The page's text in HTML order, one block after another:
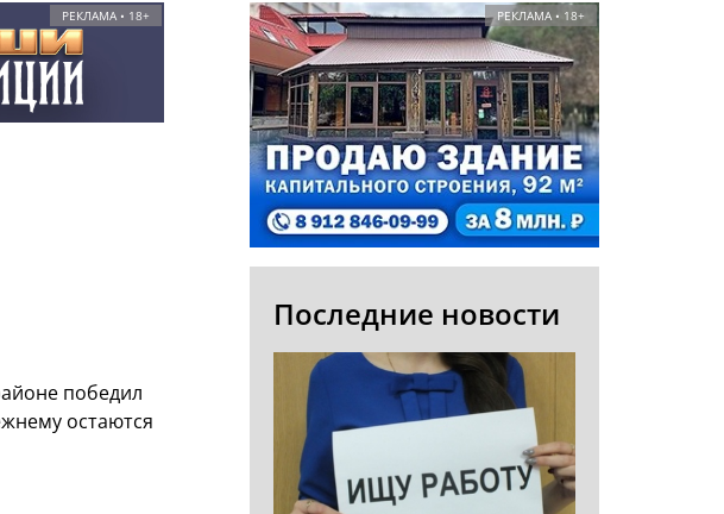
РЕКЛАМА • 18+
победил
остаются
РЕКЛАМА • 18+
Последние новости